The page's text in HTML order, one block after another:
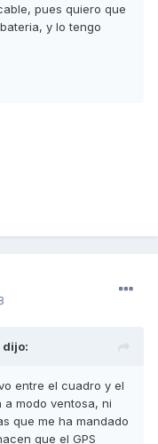
pues quiero que
y lo tengo
dijo:
entre el cuadro y el
modo ventosa, ni
que me ha mandado
que el GPS